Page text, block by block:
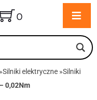
0
»Silniki elektryczne »Silniki
0,02Nm